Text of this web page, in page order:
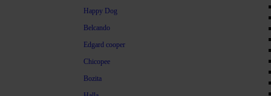
Happy Dog
Belcando
Edgard cooper
Chicopee
Bozita